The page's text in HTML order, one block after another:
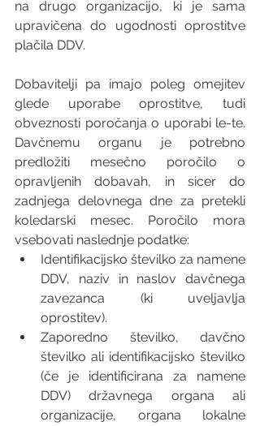
na drugo organizacijo, ki je sama
upravičena do ugodnosti oprostitve
plačila DDV.
Dobavitelji pa imajo poleg omejitev
glede uporabe oprostitve, tudi
obveznosti poročanja o uporabi le-te.
Davčnemu organu je potrebno
predložiti mesečno poročilo o
opravljenih dobavah, in sicer do
zadnjega delovnega dne za pretekli
koledarski mesec. Poročilo mora
vsebovati naslednje podatke:
Identifikacijsko številko za namene
DDV, naziv in naslov davčnega
zavezanca (ki uveljavlja
oprostitev).
Zaporedno številko, davčno
številko ali identifikacijsko številko
(če je identificirana za namene
DDV) državnega organa ali
organizacije, organa lokalne